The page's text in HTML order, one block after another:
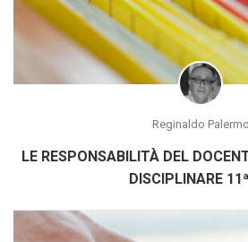
Reginaldo Palermo
LE RESPONSABILITÀ DEL
DISCIPLINARE